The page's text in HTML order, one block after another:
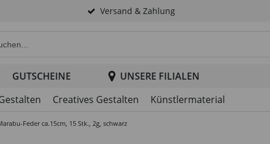
Versand & Zahlung
GUTSCHEINE
UNSERE FILIALEN
Creatives Gestalten Künstlermaterial
Feder ca.15cm, 15 Stk., 2g, schwarz